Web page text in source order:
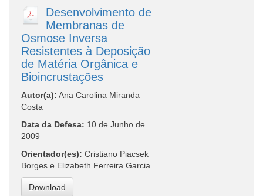
Desenvolvimento de
Membranas de
Osmose Inversa
Resistentes à Deposição
de Matéria Orgânica e
Bioincrustações
Autor(a): Ana Carolina Miranda
Costa
Data da Defesa: 10 de Junho de
2009
Orientador(es): Cristiano Piacsek
Borges e Elizabeth Ferreira Garcia
Download